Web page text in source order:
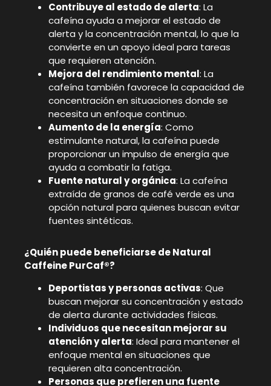
Contribuye al estado de alerta: La
cafeína ayuda a mejorar el estado de
alerta y la concentración mental, lo que la
convierte en un apoyo ideal para tareas
que requieren atención.
Mejora del rendimiento mental: La
cafeína también favorece la capacidad de
concentración en situaciones donde se
necesita un enfoque continuo.
Aumento de la energía: Como
estimulante natural, la cafeína puede
proporcionar un impulso de energía que
ayuda a combatir la fatiga.
Fuente natural y orgánica: La cafeína
extraída de granos de café verde es una
opción natural para quienes buscan evitar
fuentes sintéticas.
¿Quién puede beneficiarse de Natural
Caffeine PurCaf®?
Deportistas y personas activas: Que
buscan mejorar su concentración y estado
de alerta durante actividades físicas.
Individuos que necesitan mejorar su
atención y alerta: Ideal para mantener el
enfoque mental en situaciones que
requieren alta concentración.
Personas que prefieren una fuente